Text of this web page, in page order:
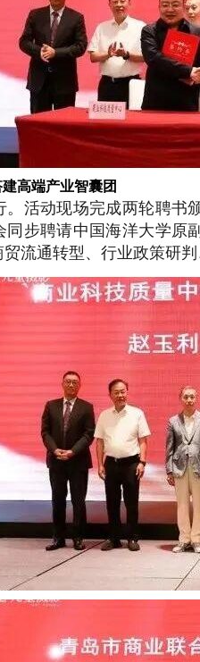
高端产业智囊团
。活动现场完成两轮聘书
同步聘请中国海洋大学原
流通转型、行业政策研